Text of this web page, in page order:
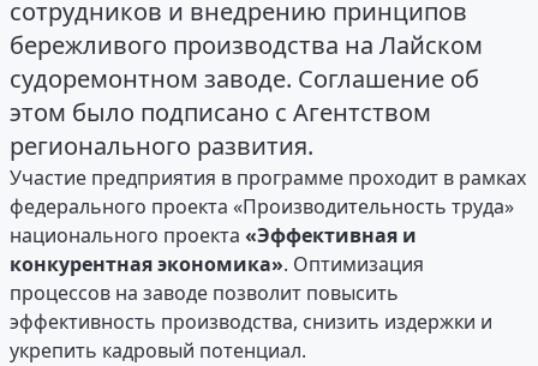
сотрудников и внедрению принципов
бережливого производства на Лайском
судоремонтном заводе. Соглашение об
этом было подписано с Агентством
регионального развития.
Участие предприятия в программе проходит в рамках
федерального проекта «Производительность труда»
национального проекта «Эффективная и
конкурентная экономика». Оптимизация
процессов на заводе позволит повысить
эффективность производства, снизить издержки и
укрепить кадровый потенциал.